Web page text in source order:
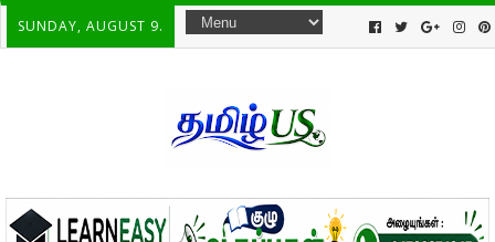
SUNDAY, AUGUST 9.